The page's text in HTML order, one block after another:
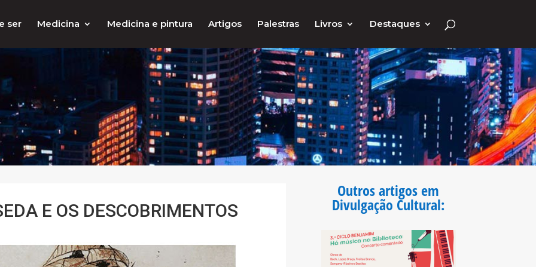
ser Medicina Medicina e pintura Artigos Palestras Livros Destaques
E OS DESCOBRIMENTOS
Outros artigos em
Divulgação Cultural: